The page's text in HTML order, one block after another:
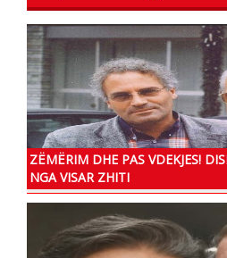
ZËMËRIM DHE PAS VDEKJES!
NGA VISAR ZHITI